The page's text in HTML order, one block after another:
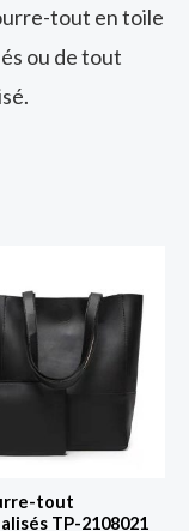
tout en toile
ou de tout
tout
TP-2108021